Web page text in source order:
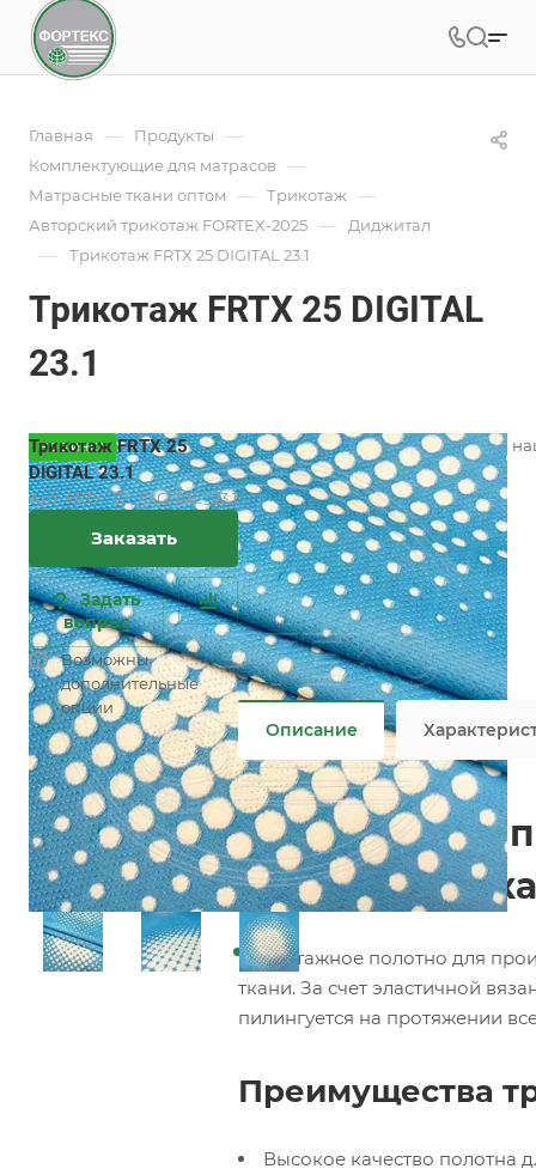
Главная — Продукты —
Комплектующие для матрасов —
Матрасные ткани оптом — Трикотаж —
Авторский трикотаж FORTEX-2025 — Диджитал
— Трикотаж FRTX 25 DIGITAL 23.1
Трикотаж FRTX 25 DIGITAL
23.1
Трикотаж FRTX 25
DIGITAL 23.1
Арт.FRTX_25_DIGITAL_23.1
Заказать
Задать
вопрос
Возможны
дополнительные
опции
НОВИНКА
Вязаный трикотаж для матрасов
разнообразием дизайнов.
Подробности
Характеристики
Состав— 100% PES
Плотность— 400 гр/м2
Ширина рулона— 230 см
Все характеристики
Не является публичной офертой
Описание
Трикотажное
(Матрасная
Трикотажное полотно для
ткани. За счет эластичной
пилингуется на протяжении
Преимущества
Высокое качество полотна